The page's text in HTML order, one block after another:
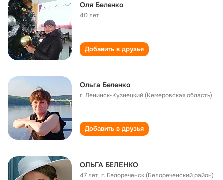
Оля Беленко
40 лет
Добавить в друзья
Ольга Беленко
г. Ленинск-Кузнецкий (Кемеровская область)
Добавить в друзья
ОЛЬГА БЕЛЕНКО
47 лет,г. Белореченск (Белореченский район)